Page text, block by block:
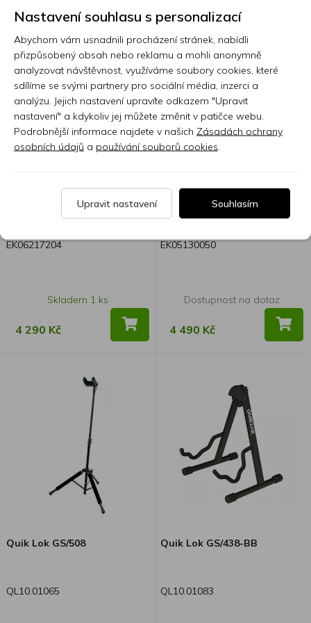
EK06217204
Skladem 1 ks
4 290 Kč
EK05130050
Dostupnost na dotaz
4 490 Kč
Quik Lok GS/508
QL10.01065
Quik Lok GS/438-BB
QL10.01083
Nastavení souhlasu s personalizací
Abychom vám usnadnili procházení stránek, nabídli
přizpůsobený obsah nebo reklamu a mohli anonymně
analyzovat návštěvnost, využíváme soubory cookies, které
sdílíme se svými partnery pro sociální média, inzerci a
analýzu. Jejich nastavení upravíte odkazem "Upravit
nastavení" a kdykoliv jej můžete změnit v patičce webu.
Podrobnější informace najdete v našich Zásadách ochrany
osobních údajů a používání souborů cookies
Upravit nastavení Souhlasím